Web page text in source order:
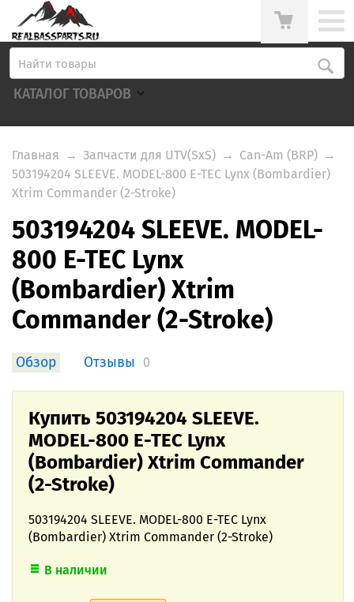
КАТАЛОГ ТОВАРОВ
Главная → Запчасти для UTV(SxS) → Can-Am (BRP) →
503194204 SLEEVE. MODEL-800 E-TEC Lynx (Bombardier)
Xtrim Commander (2-Stroke)
503194204 SLEEVE. MODEL-
800 E-TEC Lynx
(Bombardier) Xtrim
Commander (2-Stroke)
Обзор Отзывы 0
Купить 503194204 SLEEVE.
MODEL-800 E-TEC Lynx
(Bombardier) Xtrim Commander
(2-Stroke)
503194204 SLEEVE. MODEL-800 E-TEC Lynx
(Bombardier) Xtrim Commander (2-Stroke)
В наличии